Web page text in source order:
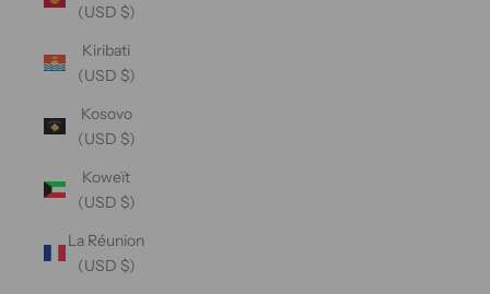
(USD $)
Kiribati
(USD $)
Kosovo
(USD $)
Koweït
(USD $)
La Réunion
(USD $)